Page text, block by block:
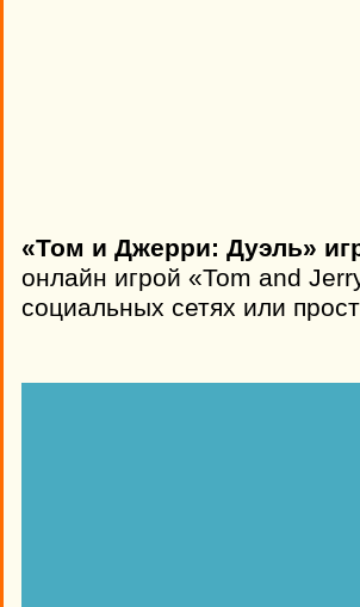
«Том и Джерри: Дуэль»
онлайн игрой «Tom and
социальных сетях или